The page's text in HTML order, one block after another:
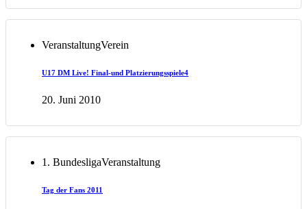
VeranstaltungVerein
U17 DM Live! Final-und Platzierungsspiele4
20. Juni 2010
1. BundesligaVeranstaltung
Tag der Fans 2011